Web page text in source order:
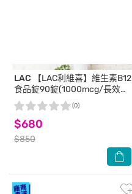
LAC 【LAC利維喜】維生素B12
食品錠90錠(1000mcg/長效型
錠劑/素食可)
$680
$850
(0)